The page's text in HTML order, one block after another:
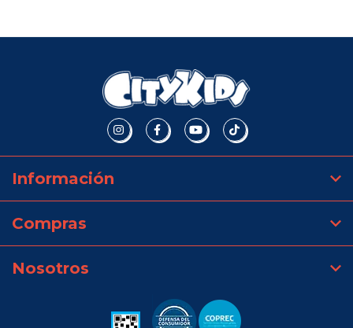
Información
Compras
Nosotros